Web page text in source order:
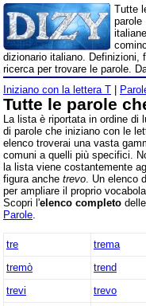
Tutte
parole
dizionario italiano. Definizioni,
ricerca per trovare le parole.
Iniziano con la lettera T |
Tutte le parole
La lista è riportata in ordine di
di parole che iniziano con le
elenco troverai una vasta
comuni a quelli più specifici.
la lista viene costantemente
figura anche trevo . Un elenco
per ampliare il proprio
Scopri l'elenco completo
Parole
tre trema
tremò
trend
trevi
trevo